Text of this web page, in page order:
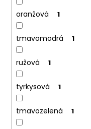
oranžová 1
tmavomodrá 1
ružová 1
tyrkysová 1
tmavozelená 1